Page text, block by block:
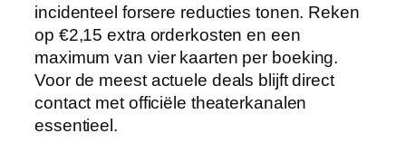
incidenteel forsere reducties tonen. Reken
op €2,15 extra orderkosten en een
maximum van vier kaarten per boeking.
Voor de meest actuele deals blijft direct
contact met officiële theaterkanalen
essentieel.